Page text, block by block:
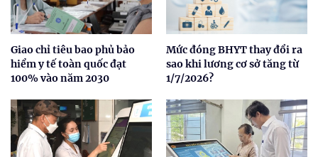
Giao chỉ tiêu bao phủ bảo
hiểm y tế toàn quốc đạt
100% vào năm 2030
Mức đóng BHYT thay đổi ra
sao khi lương cơ sở tăng từ
1/7/2026?